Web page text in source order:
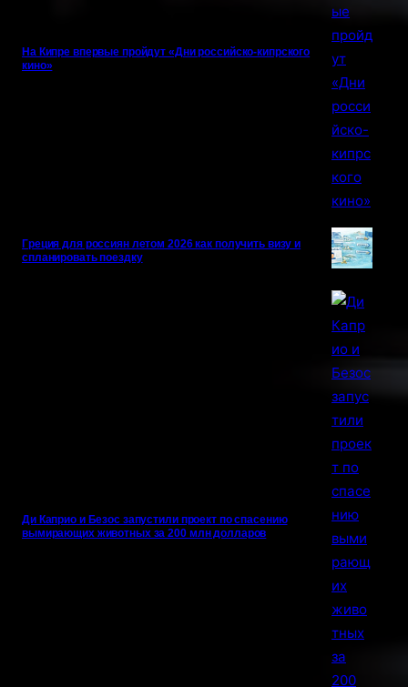
На Кипре впервые пройдут «Дни российско-кипрского
кино»
Греция для россиян летом 2026 как получить визу и
спланировать поездку
Ди Каприо и Безос запустили проект по спасению
вымирающих животных за 200 млн долларов